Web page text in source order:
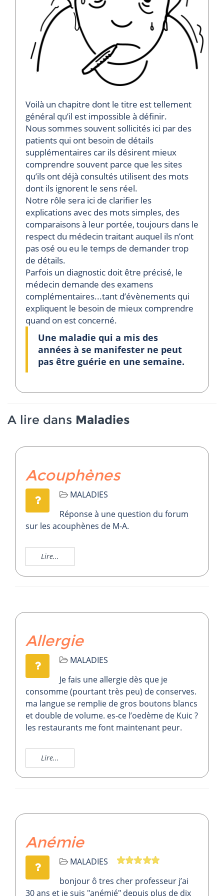
Voilà un chapitre dont le titre est tellement
général qu’il est impossible à définir.
Nous sommes souvent sollicités ici par des
patients qui ont besoin de détails
supplémentaires car ils désirent mieux
comprendre souvent parce que les sites
qu’ils ont déjà consultés utilisent des mots
dont ils ignorent le sens réel.
Notre rôle sera ici de clarifier les
explications avec des mots simples, des
comparaisons à leur portée, toujours dans le
respect du médecin traitant auquel ils n’ont
pas osé ou eu le temps de demander trop
de détails.
Parfois un diagnostic doit être précisé, le
médecin demande des examens
complémentaires...tant d’évènements qui
expliquent le besoin de mieux comprendre
quand on est concerné.
Une maladie qui a mis des
années à se manifester ne peut
pas être guérie en une semaine.
A lire dans Maladies
Acouphènes
MALADIES
Réponse à une question du forum
sur les acouphènes de M-A.
Lire...
Allergie
MALADIES
Je fais une allergie dès que je
consomme (pourtant très peu) de conserves.
ma langue se remplie de gros boutons blancs
et double de volume. es-ce l’oedème de Kuic ?
les restaurants me font maintenant peur.
Lire...
Anémie
MALADIES
bonjour ô tres cher professeur j’ai
30 ans et je suis "anémié" depuis plus de dix